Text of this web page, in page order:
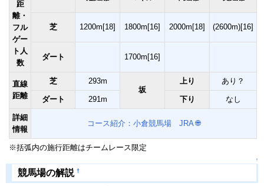
距
離・
フル
ゲー
ト人
数
芝 1200m[18] 1800m[16] 2000m[18] (2600m)[16]
ダート 1700m[16]
直線
距離
芝
293m
坂
上り あり？
ダート 291m 下り なし
詳細
情報
コース紹介：小倉競馬場 JRA 🌐
※括弧内の施行距離はチームレース限定
↑
競馬場の解説 †